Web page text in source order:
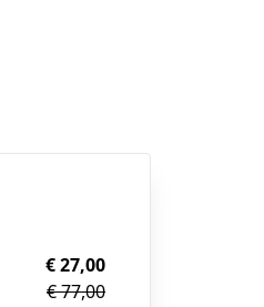
€ 27,00
€ 77,00